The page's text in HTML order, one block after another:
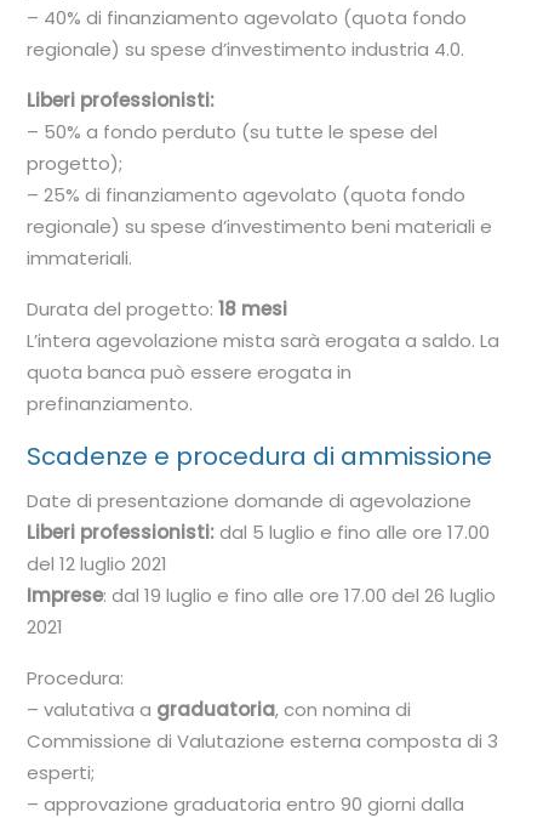
– 40% di finanziamento agevolato (quota fondo
regionale) su spese d’investimento industria 4.0.
Liberi professionisti:
– 50% a fondo perduto (su tutte le spese del
progetto);
– 25% di finanziamento agevolato (quota fondo
regionale) su spese d’investimento beni materiali e
immateriali.
Durata del progetto:18 mesi
L’intera agevolazione mista sarà erogata a saldo. La
quota banca può essere erogata in
prefinanziamento.
Scadenze e procedura di ammissione
Date di presentazione domande di agevolazione
Liberi professionisti:dal 5 luglio e fino alle ore 17.00
del 12 luglio 2021
Imprese: dal 19 luglio e fino alle ore 17.00 del 26 luglio
2021
Procedura:
– valutativa a graduatoria, con nomina di
Commissione di Valutazione esterna composta di 3
esperti;
– approvazione graduatoria entro 90 giorni dalla